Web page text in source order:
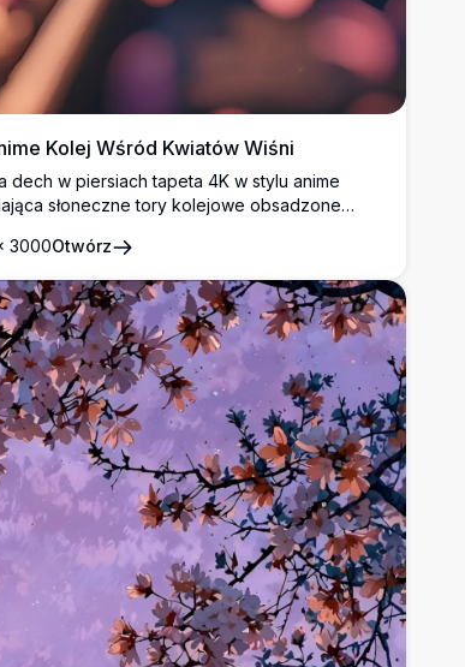
Kolej Wśród Kwiatów Wiśni
dech w piersiach tapeta 4K w stylu anime
słoneczne tory kolejowe obsadzone
drzewami wiśni. Różowe płatki kwiatów
się w złocistej mgle, podczas gdy w
się pociąg.
3000Otwórz